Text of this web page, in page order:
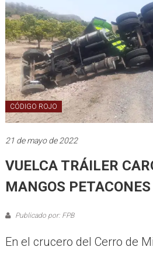
CÓDIGO ROJO
21 de mayo de 2022
VUELCA TRÁILER
MANGOS PETACONES
Publicado por: FPB
En el crucero del Cerro de